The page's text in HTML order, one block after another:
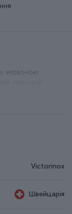
червоною
Victorinox
Швейцарія